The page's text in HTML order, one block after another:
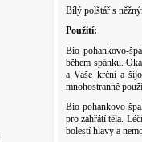
Bílý polštář s
Použití:
Bio pohankovo-
během spánku.
a Vaše krční a
mnohostranně
Bio pohankovo-
pro zahřátí těla.
bolestí hlavy a